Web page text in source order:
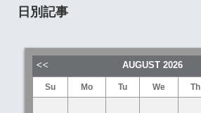
日別記事
AUGUST 2026
Su Mo Tu We Th